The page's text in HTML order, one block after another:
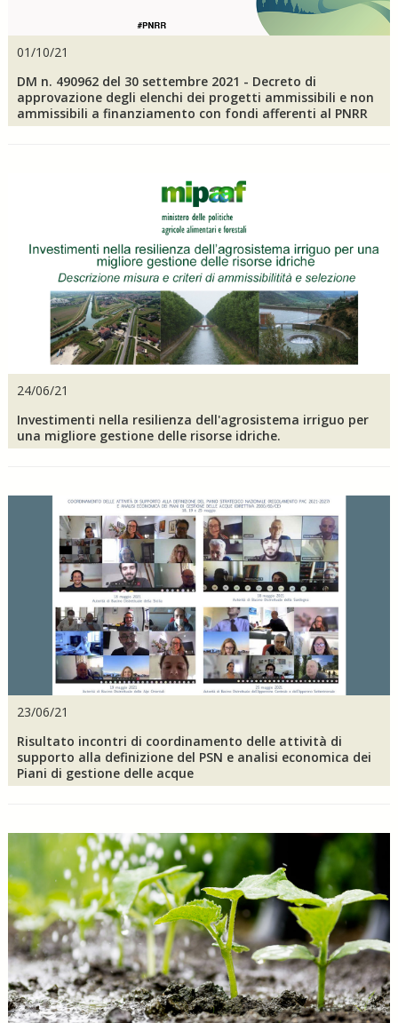
01/10/21
DM n. 490962 del 30 settembre 2021 - Decreto di
approvazione degli elenchi dei progetti ammissibili e non
ammissibili a finanziamento con fondi afferenti al PNRR
24/06/21
Investimenti nella resilienza dell'agrosistema irriguo per
una migliore gestione delle risorse idriche.
23/06/21
Risultato incontri di coordinamento delle attività di
supporto alla definizione del PSN e analisi economica dei
Piani di gestione delle acque